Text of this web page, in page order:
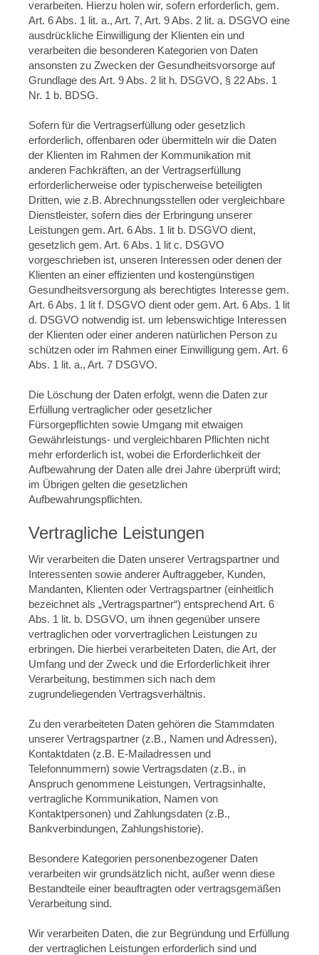
verarbeiten. Hierzu holen wir, sofern erforderlich, gem.
Art. 6 Abs. 1 lit. a., Art. 7, Art. 9 Abs. 2 lit. a. DSGVO eine
ausdrückliche Einwilligung der Klienten ein und
verarbeiten die besonderen Kategorien von Daten
ansonsten zu Zwecken der Gesundheitsvorsorge auf
Grundlage des Art. 9 Abs. 2 lit h. DSGVO, § 22 Abs. 1
Nr. 1 b. BDSG.
Sofern für die Vertragserfüllung oder gesetzlich
erforderlich, offenbaren oder übermitteln wir die Daten
der Klienten im Rahmen der Kommunikation mit
anderen Fachkräften, an der Vertragserfüllung
erforderlicherweise oder typischerweise beteiligten
Dritten, wie z.B. Abrechnungsstellen oder vergleichbare
Dienstleister, sofern dies der Erbringung unserer
Leistungen gem. Art. 6 Abs. 1 lit b. DSGVO dient,
gesetzlich gem. Art. 6 Abs. 1 lit c. DSGVO
vorgeschrieben ist, unseren Interessen oder denen der
Klienten an einer effizienten und kostengünstigen
Gesundheitsversorgung als berechtigtes Interesse gem.
Art. 6 Abs. 1 lit f. DSGVO dient oder gem. Art. 6 Abs. 1 lit
d. DSGVO notwendig ist. um lebenswichtige Interessen
der Klienten oder einer anderen natürlichen Person zu
schützen oder im Rahmen einer Einwilligung gem. Art. 6
Abs. 1 lit. a., Art. 7 DSGVO.
Die Löschung der Daten erfolgt, wenn die Daten zur
Erfüllung vertraglicher oder gesetzlicher
Fürsorgepflichten sowie Umgang mit etwaigen
Gewährleistungs- und vergleichbaren Pflichten nicht
mehr erforderlich ist, wobei die Erforderlichkeit der
Aufbewahrung der Daten alle drei Jahre überprüft wird;
im Übrigen gelten die gesetzlichen
Aufbewahrungspflichten.
Vertragliche Leistungen
Wir verarbeiten die Daten unserer Vertragspartner und
Interessenten sowie anderer Auftraggeber, Kunden,
Mandanten, Klienten oder Vertragspartner (einheitlich
bezeichnet als „Vertragspartner“) entsprechend Art. 6
Abs. 1 lit. b. DSGVO, um ihnen gegenüber unsere
vertraglichen oder vorvertraglichen Leistungen zu
erbringen. Die hierbei verarbeiteten Daten, die Art, der
Umfang und der Zweck und die Erforderlichkeit ihrer
Verarbeitung, bestimmen sich nach dem
zugrundeliegenden Vertragsverhältnis.
Zu den verarbeiteten Daten gehören die Stammdaten
unserer Vertragspartner (z.B., Namen und Adressen),
Kontaktdaten (z.B. E-Mailadressen und
Telefonnummern) sowie Vertragsdaten (z.B., in
Anspruch genommene Leistungen, Vertragsinhalte,
vertragliche Kommunikation, Namen von
Kontaktpersonen) und Zahlungsdaten (z.B.,
Bankverbindungen, Zahlungshistorie).
Besondere Kategorien personenbezogener Daten
verarbeiten wir grundsätzlich nicht, außer wenn diese
Bestandteile einer beauftragten oder vertragsgemäßen
Verarbeitung sind.
Wir verarbeiten Daten, die zur Begründung und Erfüllung
der vertraglichen Leistungen erforderlich sind und